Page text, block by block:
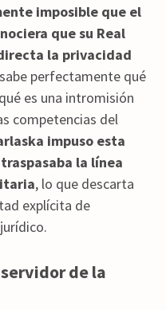
imposible que el
que su Real
la privacidad
perfectamente qué
es una intromisión
competencias del
impuso esta
la línea
, lo que descarta
explícita de
de la